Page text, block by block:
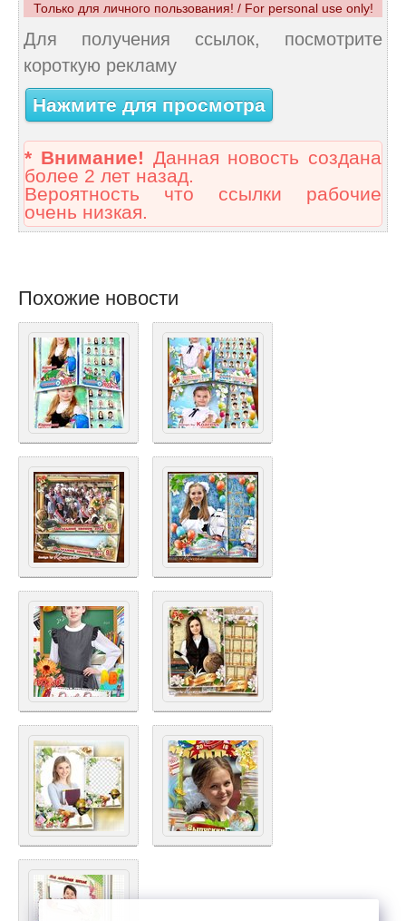
Только для личного пользования! / For personal use only!
Для получения ссылок, посмотрите
короткую рекламу
Нажмите для просмотра
* Внимание! Данная новость создана
более 2 лет назад.
Вероятность что ссылки рабочие
очень низкая.
Похожие новости